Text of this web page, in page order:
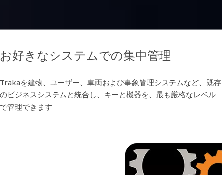
お好きなシステムでの集中管理
Trakaを建物、ユーザー、車両および事象管理システムなど、既存
のビジネスシステムと統合し、キーと機器を、最も厳格なレベル
で管理できます